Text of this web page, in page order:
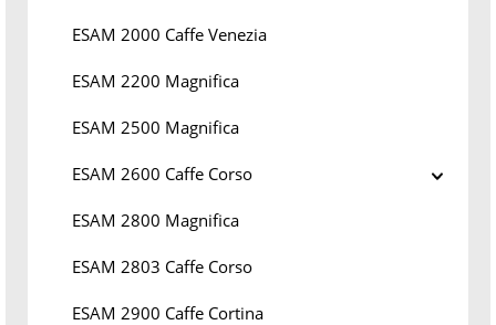
ESAM 2000 Caffe Venezia
ESAM 2200 Magnifica
ESAM 2500 Magnifica
ESAM 2600 Caffe Corso
ESAM 2800 Magnifica
ESAM 2803 Caffe Corso
ESAM 2900 Caffe Cortina